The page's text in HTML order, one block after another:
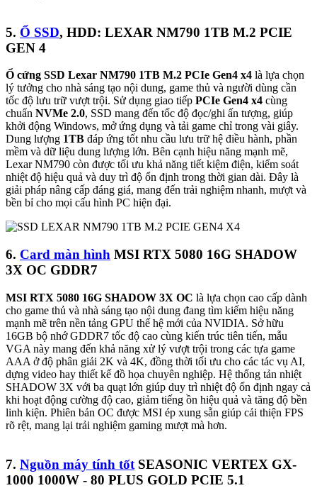
5. Ổ SSD, HDD: LEXAR NM790 1TB M.2 PCIE
GEN 4
Ổ cứng SSD Lexar NM790 1TB M.2 PCIe Gen4 x4 là lựa chọn
lý tưởng cho nhà sáng tạo nội dung, game thủ và người dùng cần
tốc độ lưu trữ vượt trội. Sử dụng giao tiếp PCIe Gen4 x4 cùng
chuẩn NVMe 2.0, SSD mang đến tốc độ đọc/ghi ấn tượng, giúp
khởi động Windows, mở ứng dụng và tải game chỉ trong vài giây.
Dung lượng 1TB đáp ứng tốt nhu cầu lưu trữ hệ điều hành, phần
mềm và dữ liệu dung lượng lớn. Bên cạnh hiệu năng mạnh mẽ,
Lexar NM790 còn được tối ưu khả năng tiết kiệm điện, kiểm soát
nhiệt độ hiệu quả và duy trì độ ổn định trong thời gian dài. Đây là
giải pháp nâng cấp đáng giá, mang đến trải nghiệm nhanh, mượt và
bền bỉ cho mọi cấu hình PC hiện đại.
6. Card màn hình MSI RTX 5080 16G SHADOW
3X OC GDDR7
MSI RTX 5080 16G SHADOW 3X OC là lựa chọn cao cấp dành
cho game thủ và nhà sáng tạo nội dung đang tìm kiếm hiệu năng
mạnh mẽ trên nền tảng GPU thế hệ mới của NVIDIA. Sở hữu
16GB bộ nhớ GDDR7 tốc độ cao cùng kiến trúc tiên tiến, mẫu
VGA này mang đến khả năng xử lý vượt trội trong các tựa game
AAA ở độ phân giải 2K và 4K, đồng thời tối ưu cho các tác vụ AI,
dựng video hay thiết kế đồ họa chuyên nghiệp. Hệ thống tản nhiệt
SHADOW 3X với ba quạt lớn giúp duy trì nhiệt độ ổn định ngay cả
khi hoạt động cường độ cao, giảm tiếng ồn hiệu quả và tăng độ bền
linh kiện. Phiên bản OC được MSI ép xung sẵn giúp cải thiện FPS
rõ rệt, mang lại trải nghiệm gaming mượt mà hơn.
7. Nguồn máy tính tốt SEASONIC VERTEX GX-
1000 1000W - 80 PLUS GOLD PCIE 5.1